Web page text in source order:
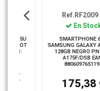
Ref.RF2009
|
En Stock
SMARTPHONE 6.7"
SAMSUNG GALAXY A17 4GB
128GB NEGRO PN: SM-
A175F/DSB EAN:
8806097651192
175,38 €